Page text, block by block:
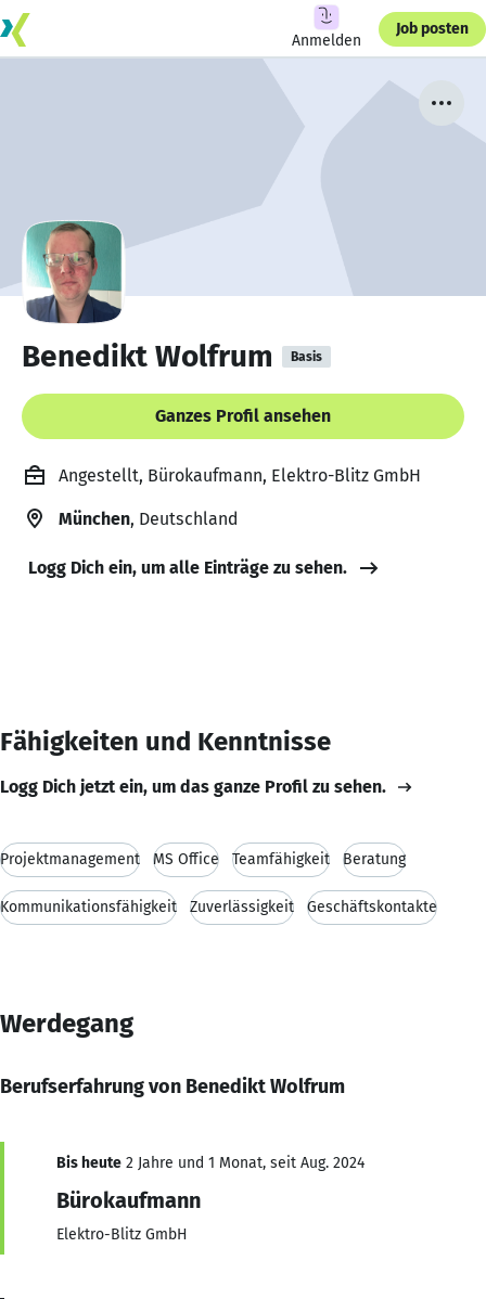
Anmelden
Job posten
Benedikt Wolfrum Basis
Ganzes Profil ansehen
Angestellt, Bürokaufmann, Elektro-Blitz GmbH
München, Deutschland
Logg Dich ein, um alle Einträge zu sehen.
Fähigkeiten und Kenntnisse
Logg Dich jetzt ein, um das ganze Profil zu sehen.
Projektmanagement MS Office Teamfähigkeit Beratung
Kommunikationsfähigkeit Zuverlässigkeit Geschäftskontakte
Werdegang
Berufserfahrung von Benedikt Wolfrum
Bis heute 2 Jahre und 1 Monat, seit Aug. 2024
Bürokaufmann
Elektro-Blitz GmbH